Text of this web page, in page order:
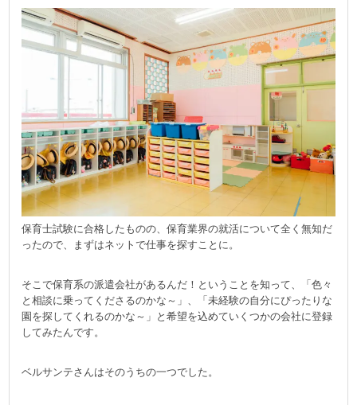
保育士試験に合格したものの、保育業界の就活について全く無知だ
ったので、まずはネットで仕事を探すことに。
そこで保育系の派遣会社があるんだ！ということを知って、「色々
と相談に乗ってくださるのかな～」、「未経験の自分にぴったりな
園を探してくれるのかな～」と希望を込めていくつかの会社に登録
してみたんです。
ベルサンテさんはそのうちの一つでした。